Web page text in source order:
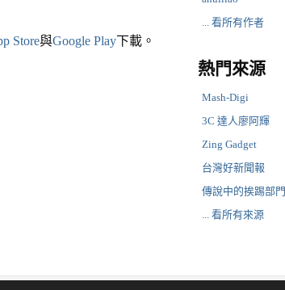
Store與Google Play下載。
... 看所有作者
熱門來源
Mash-Digi
3C 達人廖阿輝
Zing Gadget
台灣好新聞報
傳說中的挨踢部門
... 看所有來源